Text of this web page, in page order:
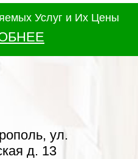
Услуг и Их Цены
ул.
д. 13